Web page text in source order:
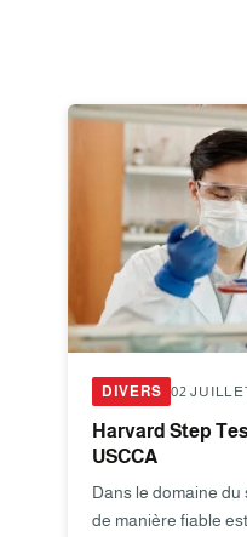
DIVERS 02
Harvard Step
USCCA
Dans le domaine
de manière fiable